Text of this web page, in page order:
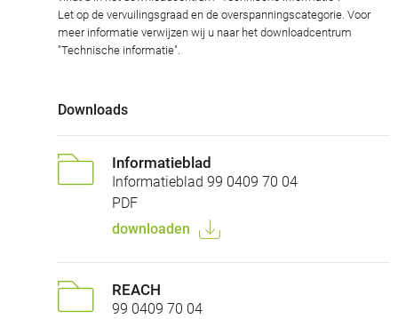
Let op de vervuilingsgraad en de overspanningscategorie. Voor
meer informatie verwijzen wij u naar het downloadcentrum
"Technische informatie".
Downloads
Informatieblad
Informatieblad 99 0409 70 04
PDF
downloaden
REACH
99 0409 70 04